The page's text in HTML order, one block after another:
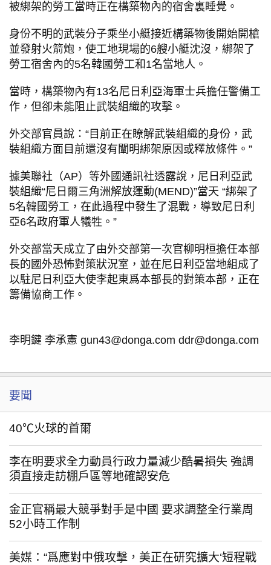
被綁架的勞工當時正在構築物內的宿舍裏睡覺。
身份不明的武裝分子乘坐小艇接近構築物後開始開槍
並發射火箭炮，使工地現場的6艘小艇沈沒，綁架了
勞工宿舍內的5名韓國勞工和1名當地人。
當時，構築物內有13名尼日利亞海軍士兵擔任警備工
作，但卻未能阻止武裝組織的攻擊。
外交部官員說：“目前正在瞭解武裝組織的身份，武
裝組織方面目前還沒有闡明綁架原因或釋放條件。”
據美聯社（AP）等外國通訊社透露說，尼日利亞武
裝組織“尼日爾三角洲解放運動(MEND)”當天 “綁架了
5名韓國勞工，在此過程中發生了混戰，導致尼日利
亞6名政府軍人犧牲。”
外交部當天成立了由外交部第一次官柳明桓擔任本部
長的國外恐怖對策狀況室，並在尼日利亞當地組成了
以駐尼日利亞大使李起東爲本部長的對策本部，正在
籌備協商工作。
李明鍵 李承憲 gun43@donga.com ddr@donga.com
要聞
40℃火球的首爾
李在明要求全力動員行政力量減少酷暑損失 強調
須直接走訪棚戶區等地確認安危
金正官稱最大競爭對手是中國 要求調整全行業周
52小時工作制
美媒：“爲應對中俄攻擊，美正在研究擴大‘短程戰